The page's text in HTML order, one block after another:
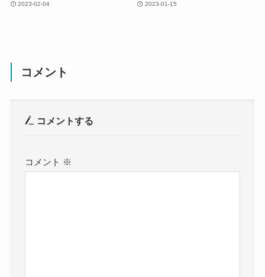
2023-02-04 2023-01-15
コメント
コメントする
コメント ※